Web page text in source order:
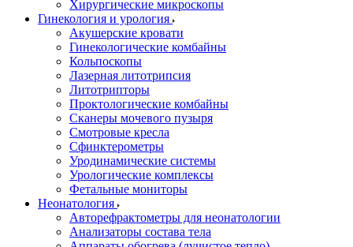
Хирургические микроскопы
Гинекология и урология
Акушерские кровати
Гинекологические комбайны
Кольпоскопы
Лазерная литотрипсия
Литотрипторы
Проктологические комбайны
Сканеры мочевого пузыря
Смотровые кресла
Сфинктерометры
Уродинамические системы
Урологические комплексы
Фетальные мониторы
Неонатология
Авторефрактометры для неонатологии
Анализаторы состава тела